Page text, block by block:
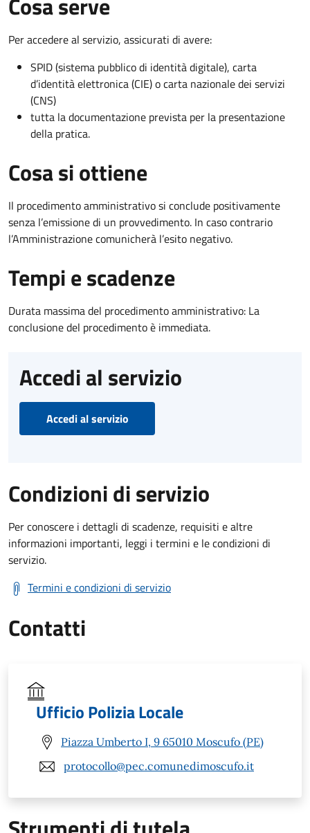
Per accedere al servizio, assicurati di avere:
SPID (sistema pubblico di identità digitale), carta
d’identità elettronica (CIE) o carta nazionale dei servizi
(CNS)
tutta la documentazione prevista per la presentazione
della pratica.
Cosa si ottiene
Il procedimento amministrativo si conclude positivamente
senza l’emissione di un provvedimento. In caso contrario
l’Amministrazione comunicherà l’esito negativo.
Tempi e scadenze
Durata massima del procedimento amministrativo: La
conclusione del procedimento è immediata.
Accedi al servizio
Accedi al servizio
Condizioni di servizio
Per conoscere i dettagli di scadenze, requisiti e altre
informazioni importanti, leggi i termini e le condizioni di
servizio.
Termini e condizioni di servizio
Contatti
Ufficio Polizia Locale
Piazza Umberto I, 9 65010 Moscufo (PE)
protocollo@pec.comunedimoscufo.it